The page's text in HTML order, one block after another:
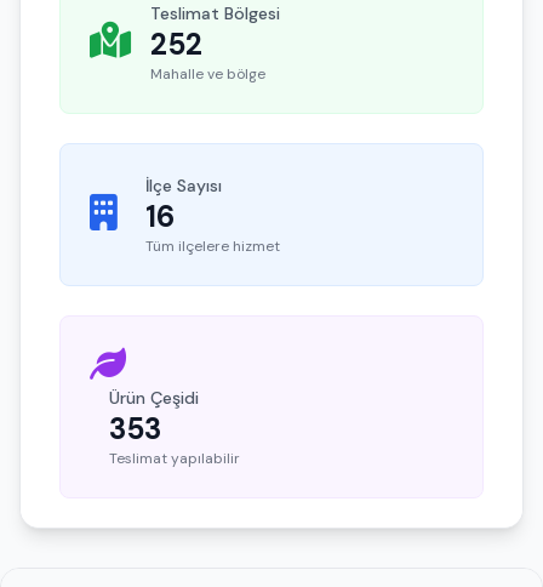
Teslimat Bölgesi
252
Mahalle ve bölge
İlçe Sayısı
16
Tüm ilçelere hizmet
Ürün Çeşidi
353
Teslimat yapılabilir